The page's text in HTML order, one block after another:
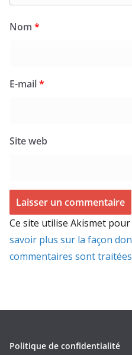
Nom *
E-mail*
Site web
Ce site utilise Akismet
savoir plus sur la façon
commentaires sont traitées
Politique de confidentialité